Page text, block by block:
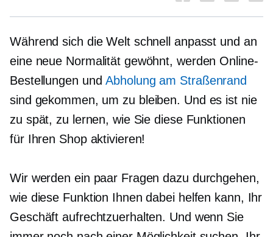
Während sich die Welt schnell anpasst und an
eine neue Normalität gewöhnt, werden Online-
Bestellungen undAbholung am Straßenrand
sind gekommen, um zu bleiben. Und es ist nie
zu spät, zu lernen, wie Sie diese Funktionen
für Ihren Shop aktivieren!
Wir werden ein paar Fragen dazu durchgehen,
wie diese Funktion Ihnen dabei helfen kann, Ihr
Geschäft aufrechtzuerhalten. Und wenn Sie